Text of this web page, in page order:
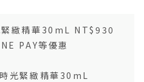
緊緻精華30mL NT$930
PAY等優惠
時光緊緻精華30mL